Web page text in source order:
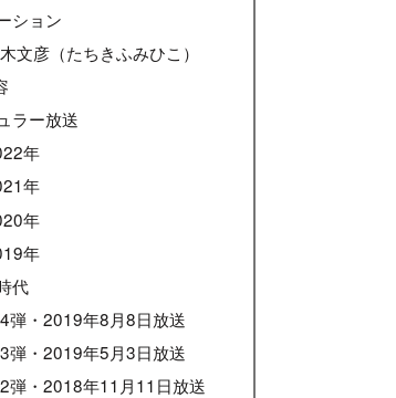
ション
文彦（たちきふみひこ）
ラー放送
年
年
年
年
代
弾・2019年8月8日放送
弾・2019年5月3日放送
弾・2018年11月11日放送